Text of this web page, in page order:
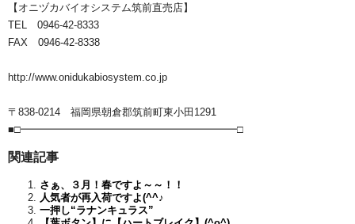
【オニヅカバイオシステム筑前直売店】
TEL 0946-42-8333
FAX 0946-42-8338
http://www.onidukabiosystem.co.jp
〒838-0214 福岡県朝倉郡筑前町東小田1291
■□━━━━━━━━━━━━━━━━━━━━━□
関連記事
さぁ、３月！春ですよ～～！！
人気者が再入荷ですよ(^^♪
一押し“ラナンキュラス”